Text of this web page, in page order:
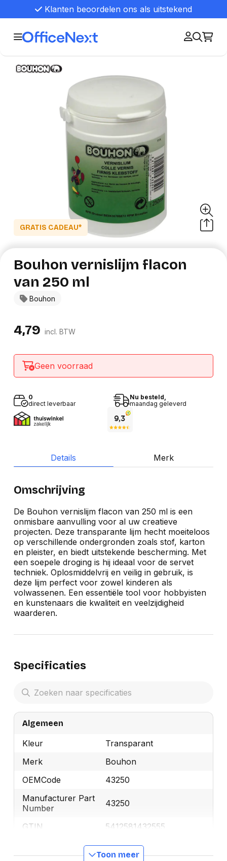
Klanten beoordelen ons als uitstekend
GRATIS CADEAU*
Bouhon
Bouhon vernislijm flacon
van 250 ml
4,79 incl. BTW
Geen voorraad
0
direct leverbaar
Nu besteld,
maandag geleverd
Details Merk
Omschrijving
De Bouhon vernislijm flacon van 250 ml is een
onmisbare aanvulling voor al uw creatieve
projecten. Deze transparante lijm hecht moeiteloos
op verschillende ondergronden zoals stof, karton
en pleister, en biedt uitstekende bescherming. Met
een soepele droging is hij ideaal voor de servet
techniek. Oplosmiddelvrij en veilig in gebruik, is
deze lijm perfect voor zowel kinderen als
volwassenen. Een essentiële tool voor hobbyisten
en kunstenaars die kwaliteit en veelzijdigheid
waarderen.
Specificaties
Algemeen
Kleur
Transparant
Merk
Bouhon
OEMCode
43250
Manufacturer Part
Number
43250
GTIN 5412581432555
Productformaat Toon meer